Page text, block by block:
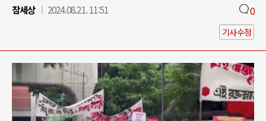
참세상
2024.08.21. 11:51 0
기사수정